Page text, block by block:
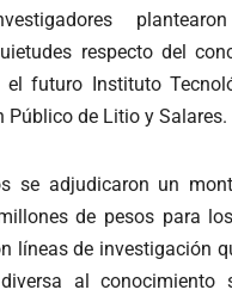
respecto del
el futuro Instituto
Público de Litio y Salares.
se adjudicaron un
de pesos para
líneas de investigación
al conocimiento